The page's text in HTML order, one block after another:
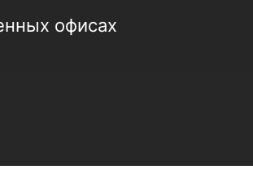
офисах